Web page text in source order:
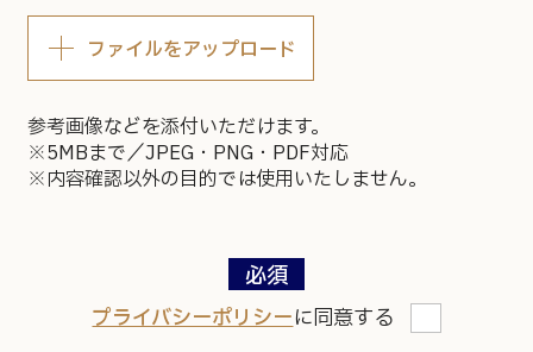
ファイルをアップロード
参考画像などを添付いただけます。
※5MBまで／JPEG・PNG・PDF対応
※内容確認以外の目的では使用いたしません。
プライバシーポリシーに同意する